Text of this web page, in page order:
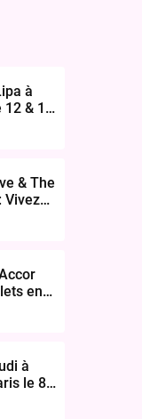
à
12 & 13
vos
& The
Vivez
en
à
le 8